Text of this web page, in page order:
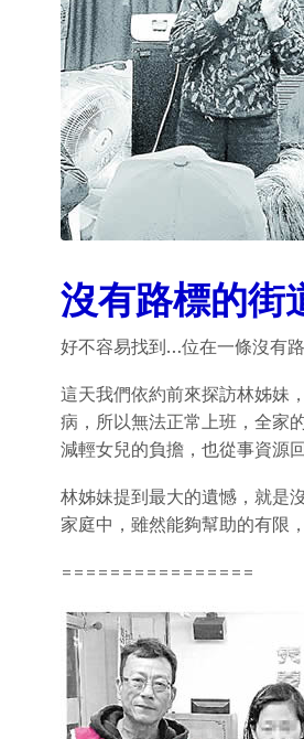
沒有路標的街
好不容易找到…位在一條沒有
這天我們依約前來探訪林姊妹
病，所以無法正常上班，全家
減輕女兒的負擔，也從事資源
林姊妹提到最大的遺憾，就是
家庭中，雖然能夠幫助的有限
================